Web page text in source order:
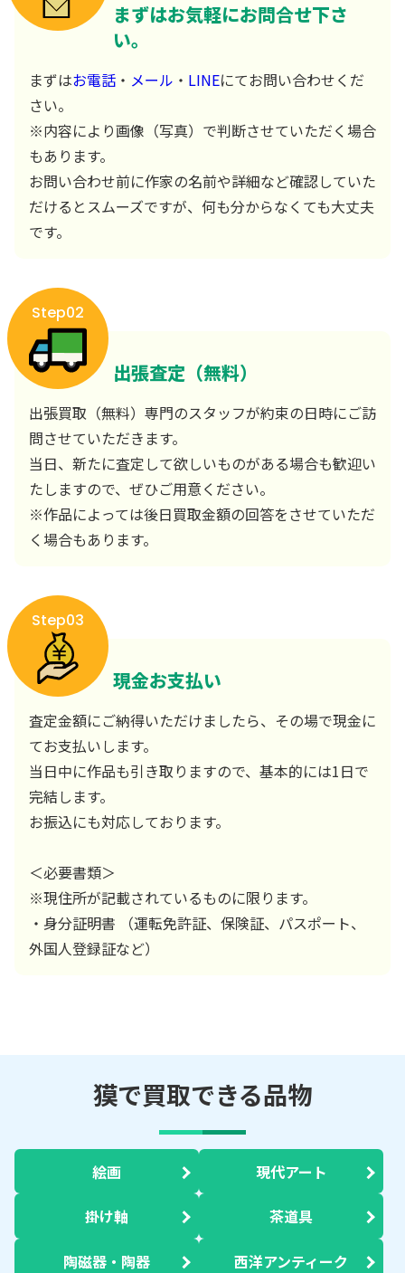
まずはお気軽にお問合せ下さ
い。
まずはお電話 ・ メール ・ LINEにてお問い合わせくだ
さい。
※内容により画像（写真）で判断させていただく場合
もあります。
お問い合わせ前に作家の名前や詳細など確認していた
だけるとスムーズですが、何も分からなくても大丈夫
です。
Step02
出張査定（無料）
出張買取（無料）専門のスタッフが約束の日時にご訪
問させていただきます。
当日、新たに査定して欲しいものがある場合も歓迎い
たしますので、ぜひご用意ください。
※作品によっては後日買取金額の回答をさせていただ
く場合もあります。
Step03
現金お支払い
査定金額にご納得いただけましたら、その場で現金に
てお支払いします。
当日中に作品も引き取りますので、基本的には1日で
完結します。
お振込にも対応しております。
＜必要書類＞
※現住所が記載されているものに限ります。
・身分証明書 （運転免許証、保険証、パスポート、
外国人登録証など）
獏で買取できる品物
絵画 現代アート
掛け軸 茶道具
陶磁器・陶器 西洋アンティーク